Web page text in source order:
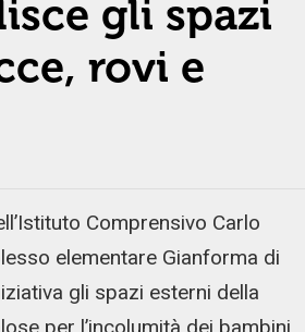
gli spazi
rovi e
Comprensivo Carlo
elementare Gianforma di
gli spazi esterni della
per l’incolumità dei bambini